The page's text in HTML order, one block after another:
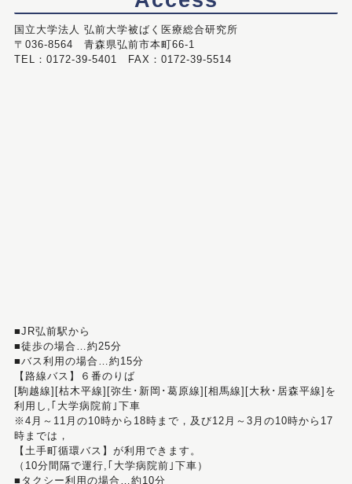
国立大学法人 弘前大学被ばく医療総合研究所
〒036-8564 青森県弘前市本町66-1
TEL：0172-39-5401 FAX：0172-39-5514
■JR弘前駅から
■徒歩の場合…約25分
■バス利用の場合…約15分
【路線バス】６番のりば
[駒越線][枯木平線][弥生･新岡･葛原線][相馬線][大秋･居森平線]を
利用し,｢大学病院前｣下車
※4月～11月の10時から18時まで，及び12月～3月の10時から17
時までは，
【土手町循環バス】が利用できます。
（10分間隔で運行,｢大学病院前｣下車）
■タクシー利用の場合…約10分